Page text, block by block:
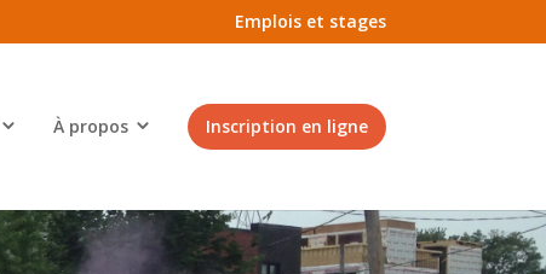
Emplois et stages
À propos Inscription en ligne